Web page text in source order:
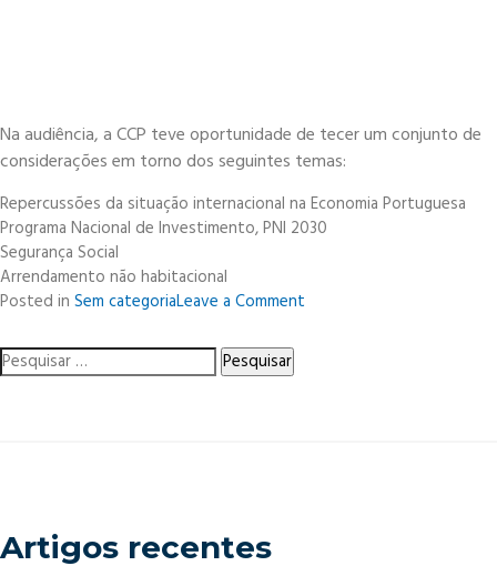
Na audiência, a CCP teve oportunidade de tecer um conjunto de
considerações em torno dos seguintes temas:
Repercussões da situação internacional na Economia Portuguesa
Programa Nacional de Investimento, PNI 2030
Segurança Social
Arrendamento não habitacional
Posted in Sem categoriaLeave a Comment
Pesquisar
por:
Artigos recentes